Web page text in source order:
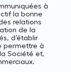
à
la bonne
relations
de la
d’établir
permettre à
Société et,